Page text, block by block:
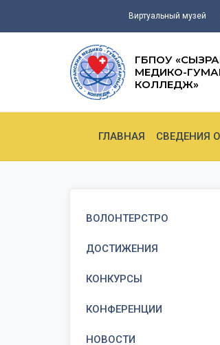
Виртуальный музей
ГБПОУ
МЕДИКО-
КОЛЛЕДЖ»
ГЛАВНАЯ СВЕДЕНИЯ
ВОЛОНТЕРСТРО
ДОСТИЖЕНИЯ
КОНКУРСЫ
КОНФЕРЕНЦИИ
НОВОСТИ